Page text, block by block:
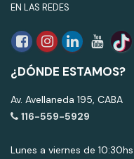
EN LAS REDES
¿DÓNDE ESTAMOS?
Av. Avellaneda 195, CABA
116-559-5929
Lunes a viernes de 10:30hs